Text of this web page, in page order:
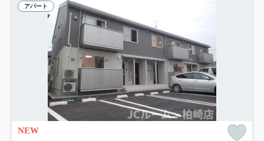
アパート
NEW